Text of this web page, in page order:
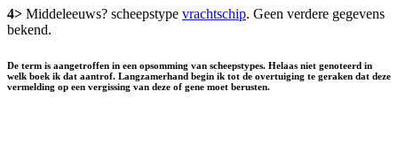
4> Middeleeuws? scheepstype vrachtschip. Geen verdere gegevens
bekend.
De term is aangetroffen in een opsomming van scheepstypes. Helaas niet genoteerd in
welk boek ik dat aantrof. Langzamerhand begin ik tot de overtuiging te geraken dat deze
vermelding op een vergissing van deze of gene moet berusten.